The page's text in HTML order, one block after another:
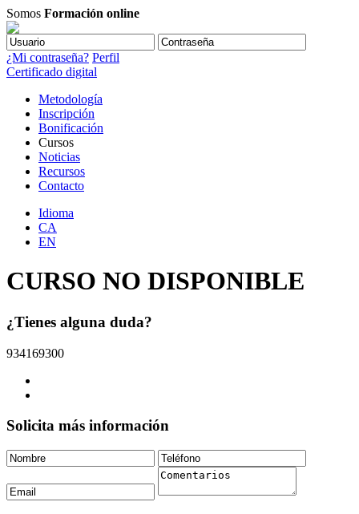
Somos Formación online
¿Mi contraseña? Perfil
Certificado digital
Metodología
Inscripción
Bonificación
Cursos
Noticias
Recursos
Contacto
Idioma
CA
EN
CURSO NO DISPONIBLE
¿Tienes alguna duda?
934169300
Solicita más información